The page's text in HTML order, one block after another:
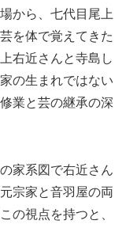
から、七代目尾上
を体で覚えてきた
右近さんと寺島し
の生まれではない
業と芸の継承の深
家系図で右近さん
宗家と音羽屋の両
の視点を持つと、